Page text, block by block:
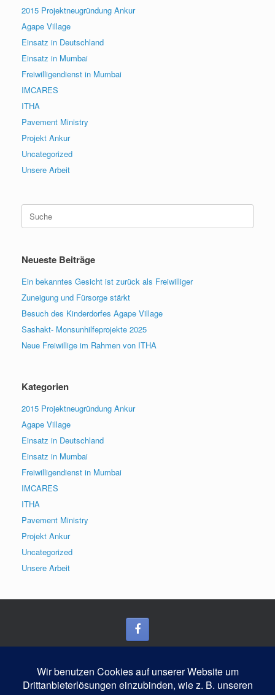
2015 Projektneugründung Ankur
Agape Village
Einsatz in Deutschland
Einsatz in Mumbai
Freiwilligendienst in Mumbai
IMCARES
ITHA
Pavement Ministry
Projekt Ankur
Uncategorized
Unsere Arbeit
Suche
nach:
Neueste Beiträge
Ein bekanntes Gesicht ist zurück als Freiwilliger
Zuneigung und Fürsorge stärkt
Besuch des Kinderdorfes Agape Village
Sashakt- Monsunhilfeprojekte 2025
Neue Freiwillige im Rahmen von ITHA
Kategorien
2015 Projektneugründung Ankur
Agape Village
Einsatz in Deutschland
Einsatz in Mumbai
Freiwilligendienst in Mumbai
IMCARES
ITHA
Pavement Ministry
Projekt Ankur
Uncategorized
Unsere Arbeit
Blog